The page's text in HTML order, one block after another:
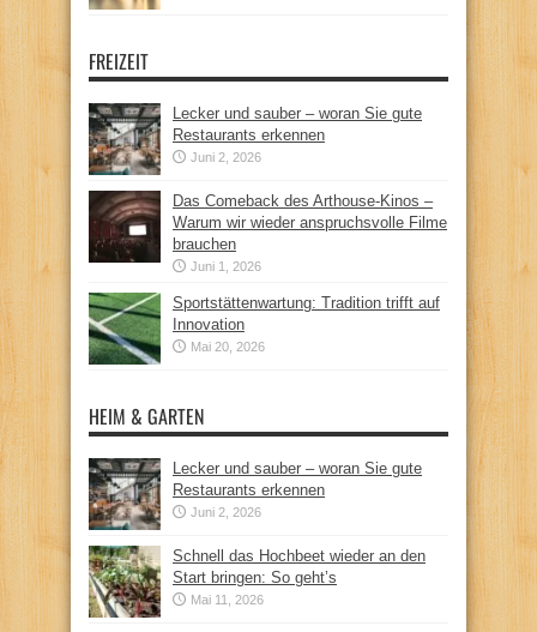
FREIZEIT
Lecker und sauber – woran Sie gute
Restaurants erkennen
Juni 2, 2026
Das Comeback des Arthouse-Kinos –
Warum wir wieder anspruchsvolle Filme
brauchen
Juni 1, 2026
Sportstättenwartung: Tradition trifft auf
Innovation
Mai 20, 2026
HEIM & GARTEN
Lecker und sauber – woran Sie gute
Restaurants erkennen
Juni 2, 2026
Schnell das Hochbeet wieder an den
Start bringen: So geht’s
Mai 11, 2026